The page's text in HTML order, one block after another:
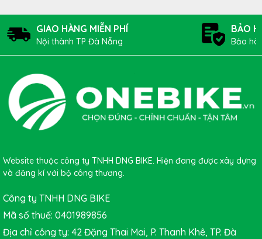
GIAO HÀNG MIỄN PHÍ
Nội thành TP Đà Nẵng
BẢO
Bảo
Website thuộc công ty TNHH DNG BIKE. Hiện đang được xây dựng
và đăng kí với bộ công thương.
Công ty TNHH DNG BIKE
Mã số thuế: 0401989856
Địa chỉ công ty: 42 Đặng Thai Mai, P. Thanh Khê, TP. Đà